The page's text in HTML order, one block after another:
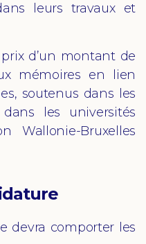
leurs travaux et
d’un montant de
mémoires en lien
soutenus dans les
les universités
Wallonie-Bruxelles
devra comporter les